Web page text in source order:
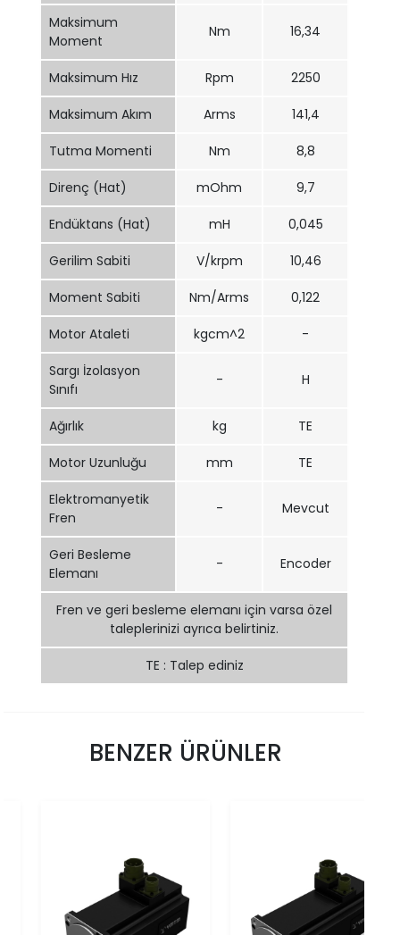
Maksimum
Moment
Nm 16,34
Maksimum Hız Rpm 2250
Maksimum Akım Arms 141,4
Tutma Momenti Nm 8,8
Direnç (Hat) mOhm 9,7
Endüktans (Hat) mH 0,045
Gerilim Sabiti V/krpm 10,46
Moment Sabiti Nm/Arms 0,122
Motor Ataleti kgcm^2 -
Sargı İzolasyon
Sınıfı
- H
Ağırlık kg TE
Motor Uzunluğu mm TE
Elektromanyetik
Fren
- Mevcut
Geri Besleme
Elemanı
- Encoder
Fren ve geri besleme elemanı için varsa özel
taleplerinizi ayrıca belirtiniz.
TE : Talep ediniz
BENZER ÜRÜNLER